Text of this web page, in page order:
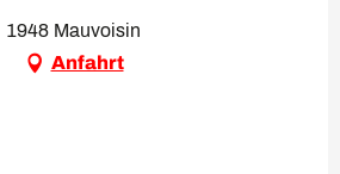
1948 Mauvoisin
Anfahrt